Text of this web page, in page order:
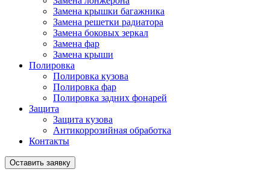
Замена крышки багажника
Замена решетки радиатора
Замена боковых зеркал
Замена фар
Замена крыши
Полировка
Полировка кузова
Полировка фар
Полировка задних фонарей
Защита
Защита кузова
Антикоррозийная обработка
Контакты
Оставить заявку